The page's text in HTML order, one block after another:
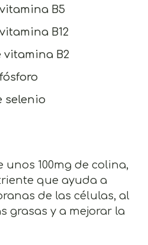
vitamina B5
B12
vitamina B2
selenio
100mg de colina,
que ayuda a
de las células, al
grasas y a mejorar la